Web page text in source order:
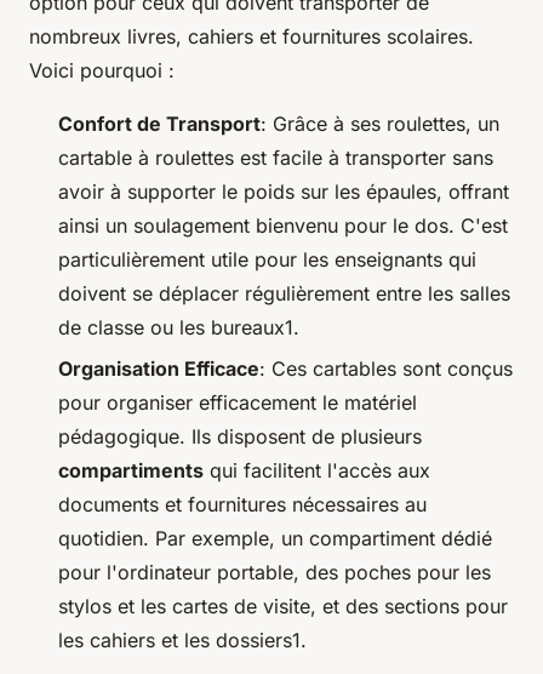
nombreux livres, cahiers et fournitures scolaires.
Voici pourquoi :
Confort de Transport: Grâce à ses roulettes, un
cartable à roulettes est facile à transporter sans
avoir à supporter le poids sur les épaules, offrant
ainsi un soulagement bienvenu pour le dos. C'est
particulièrement utile pour les enseignants qui
doivent se déplacer régulièrement entre les salles
de classe ou les bureaux1.
Organisation Efficace: Ces cartables sont conçus
pour organiser efficacement le matériel
pédagogique. Ils disposent de plusieurs
compartiments qui facilitent l'accès aux
documents et fournitures nécessaires au
quotidien. Par exemple, un compartiment dédié
pour l'ordinateur portable, des poches pour les
stylos et les cartes de visite, et des sections pour
les cahiers et les dossiers1.